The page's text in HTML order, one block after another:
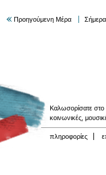
Προηγούμενη Μέρα Σήμερα
Καλωσορίσατε στο
κοινωνικές,
πληροφορίες